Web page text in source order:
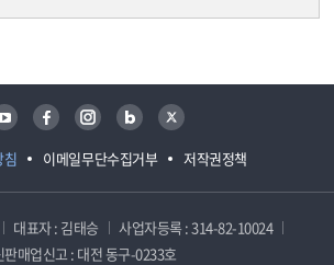
침 이메일무단수집거부 저작권정책
유튜브 페이스북 인스타그램 블로그 트위터
대표자 : 김태승
사업자등록 : 314-82-10024
판매업신고 : 대전 동구-0233호